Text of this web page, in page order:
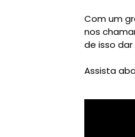
Com um
nos
de isso
Assista